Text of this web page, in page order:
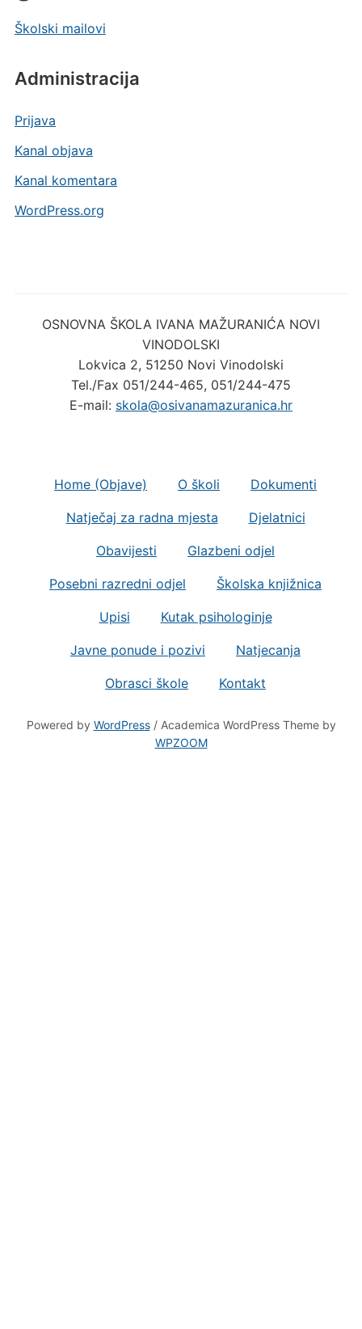
Školski mailovi
Administracija
Prijava
Kanal objava
Kanal komentara
WordPress.org
OSNOVNA ŠKOLA IVANA MAŽURANIĆA NOVI
VINODOLSKI
Lokvica 2, 51250 Novi Vinodolski
Tel./Fax 051/244-465, 051/244-475
E-mail: skola@osivanamazuranica.hr
Home (Objave) O školi Dokumenti
Natječaj za radna mjesta Djelatnici
Obavijesti Glazbeni odjel
Posebni razredni odjel Školska knjižnica
Upisi Kutak psihologinje
Javne ponude i pozivi Natjecanja
Obrasci škole Kontakt
Powered by WordPress
/ Academica WordPress Theme by
WPZOOM